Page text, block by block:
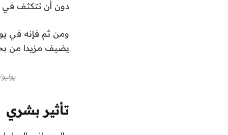
دون أن تتكثف
ومن ثم فإنه في
يضيف مزيدا من
تأثير بشري